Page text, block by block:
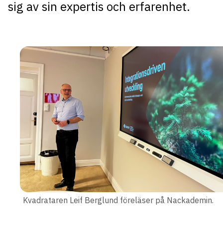
sig av sin expertis och erfarenhet.
Kvadrataren Leif Berglund föreläser på Nackademin.